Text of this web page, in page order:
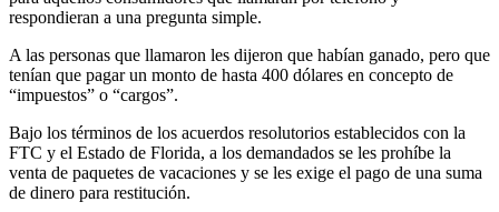
respondieran a una pregunta simple.
A las personas que llamaron les dijeron que habían ganado, pero que
tenían que pagar un monto de hasta 400 dólares en concepto de
“impuestos” o “cargos”.
Bajo los términos de los acuerdos resolutorios establecidos con la
FTC y el Estado de Florida, a los demandados se les prohíbe la
venta de paquetes de vacaciones y se les exige el pago de una suma
de dinero para restitución.